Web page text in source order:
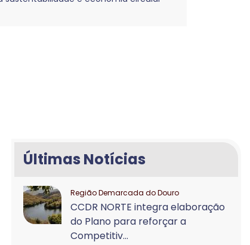
Últimas Notícias
Região Demarcada do Douro
CCDR NORTE integra elaboração
do Plano para reforçar a
Competitiv...